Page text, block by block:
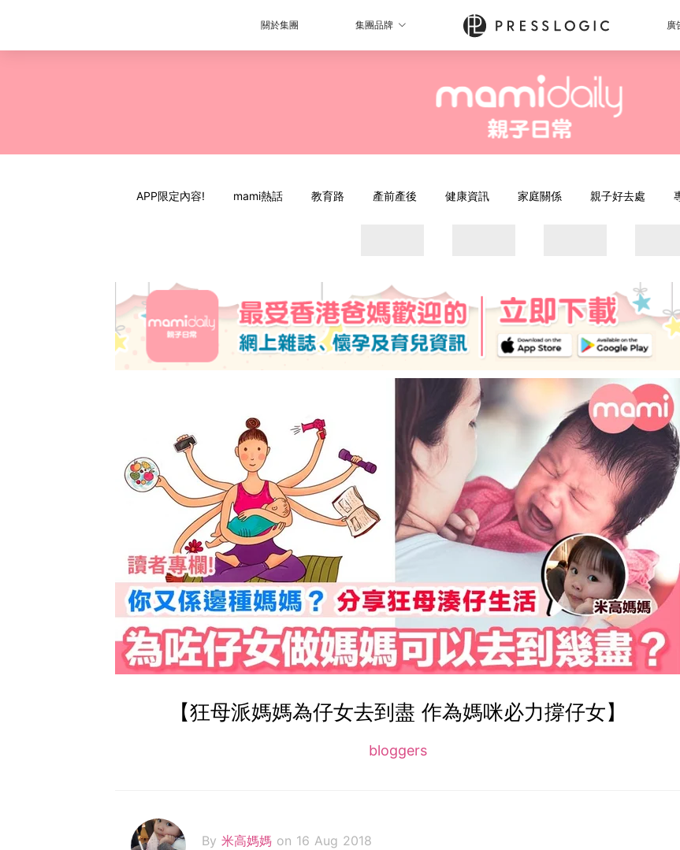
關於集團 集團品牌 廣
APP限定內容! mami熱話 教育路 產前產後 健康資訊 家庭關係 親子好去處
【狂母派媽媽為仔女去到盡 作為媽咪必力撐仔女】
bloggers
By 米高媽媽 on 16 Aug 2018